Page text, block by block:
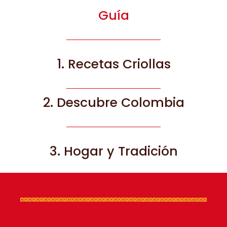
Guía
1. Recetas Criollas
2. Descubre Colombia
3. Hogar y Tradición